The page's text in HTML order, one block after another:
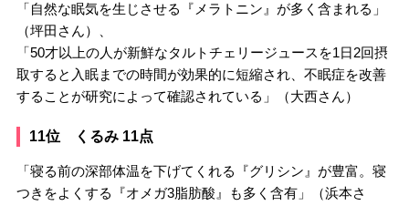
「自然な眠気を生じさせる『メラトニン』が多く含まれる」
（坪田さん）、
「50才以上の人が新鮮なタルトチェリージュースを1日2回摂
取すると入眠までの時間が効果的に短縮され、不眠症を改善
することが研究によって確認されている」（大西さん）
11位 くるみ 11点
「寝る前の深部体温を下げてくれる『グリシン』が豊富。寝
つきをよくする『オメガ3脂肪酸』も多く含有」（浜本さ